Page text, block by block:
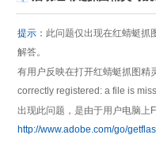
提示： 此问题仅出现在红蜻蜓
解答。
有用户反映在打开红蜻蜓抓图精
correctly registered: a file is
出现此问题，是由于用户电脑上
http://www.adobe.com/go/